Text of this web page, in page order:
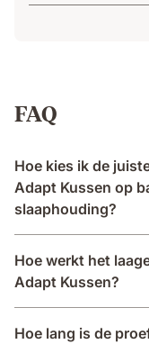
FAQ
Hoe kies ik de
Adapt Kussen op
slaaphouding?
Hoe werkt het
Adapt Kussen?
Hoe lang is de